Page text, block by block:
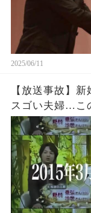
2025/06/11
【放送事故】
スゴい夫婦…こ